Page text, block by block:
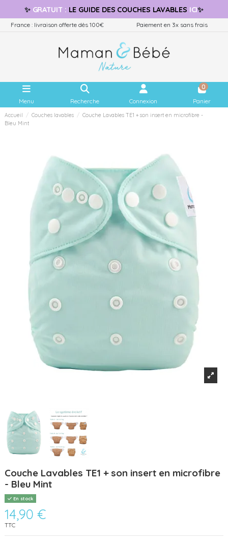
✨ GRATUIT: LE GUIDE DES COUCHES LAVABLES ICI✨
France : livraison offerte dès 100€ Paiement en 3x sans frais
Menu Recherche Connexion
0
Panier
Accueil Couches lavables
Couche Lavables TE1 + son insert en microfibre -
Bleu Mint
Couche Lavables TE1 + son insert en microfibre
- Bleu Mint
En stock
14,90 €
TTC